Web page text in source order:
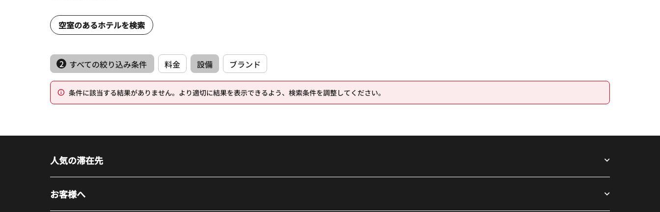
空室のあるホテルを検索
2 すべての絞り込み条件 料金 設備 ブランド
条件に該当する結果がありません。より適切に結果を表示できるよう、検索条件を調整してください。
人気の滞在先
お客様へ